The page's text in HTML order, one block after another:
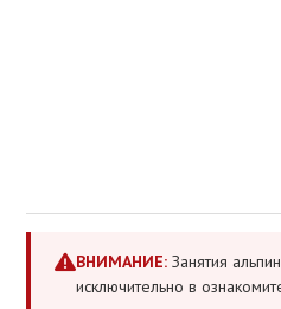
ВНИМАНИЕ: Занятия
исключительно в